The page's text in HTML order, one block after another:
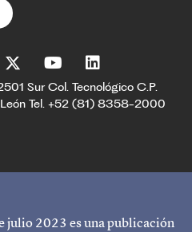
Sur Col. Tecnológico C.P.
Tel. +52 (81) 8358-2000
julio 2023 es una publicación